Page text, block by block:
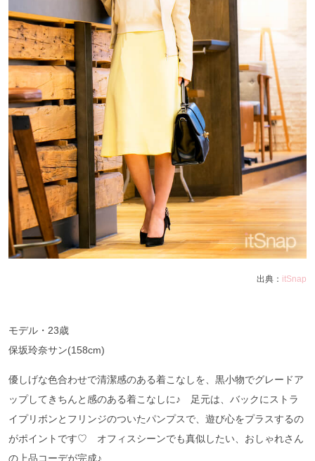
出典： itSnap
モデル・23歳
保坂玲奈サン(158cm)
優しげな色合わせで清潔感のある着こなしを、黒小物でグレードア
ップしてきちんと感のある着こなしに♪ 足元は、バックにストラ
イプリボンとフリンジのついたパンプスで、遊び心をプラスするの
がポイントです♡ オフィスシーンでも真似したい、おしゃれさん
の上品コーデが完成♪